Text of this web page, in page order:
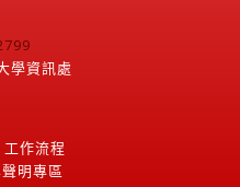
學資訊處
工作流程
明專區